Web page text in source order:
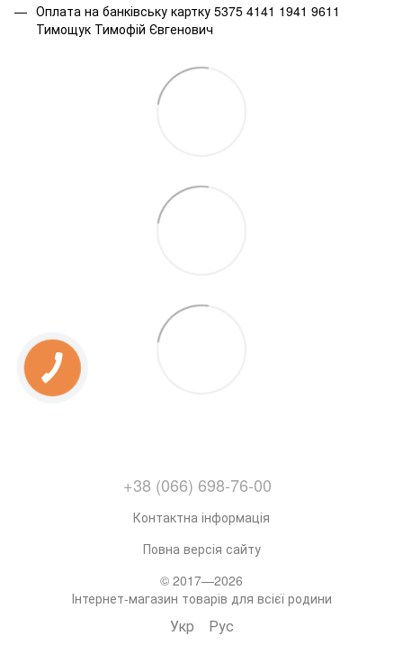
Оплата на банківську картку 5375 4141 1941 9611
Тимощук Тимофій Євгенович
+38 (066) 698-76-00
Контактна інформація
Повна версія сайту
© 2017—2026
Інтернет-магазин товарів для всієї родини
Укр Рус